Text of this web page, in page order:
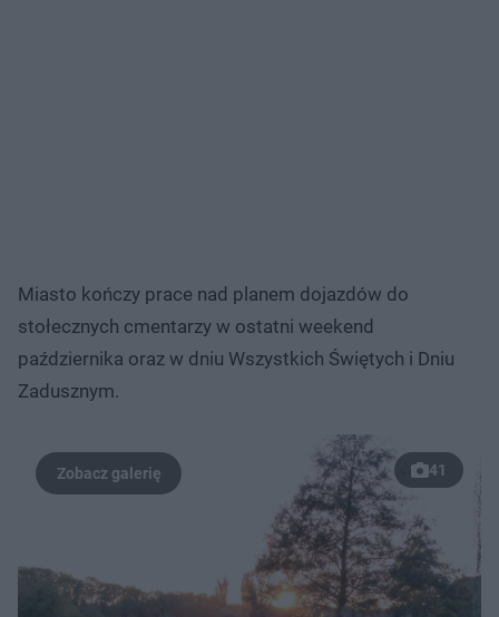
Miasto kończy prace nad planem dojazdów do
stołecznych cmentarzy w ostatni weekend
października oraz w dniu Wszystkich Świętych i Dniu
Zadusznym.
41